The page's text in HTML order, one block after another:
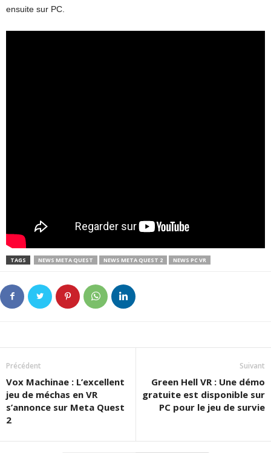
ensuite sur PC.
TAGS NEWS META QUEST NEWS META QUEST 2 NEWS PC VR
Précédent
Vox Machinae : L’excellent
jeu de méchas en VR
s’annonce sur Meta Quest
2
Suivant
Green Hell VR : Une démo
gratuite est disponible sur
PC pour le jeu de survie